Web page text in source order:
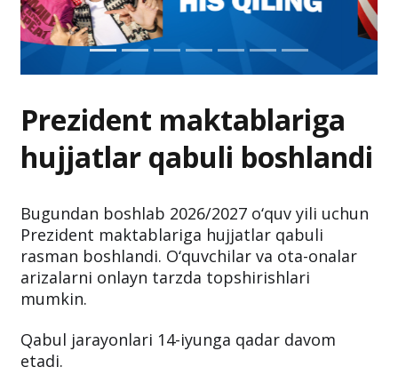
Prezident maktablariga
hujjatlar qabuli boshlandi
Bugundan boshlab 2026/2027 o‘quv yili uchun
Prezident maktablariga hujjatlar qabuli
rasman boshlandi. O‘quvchilar va ota-onalar
arizalarni onlayn tarzda topshirishlari
mumkin.
Qabul jarayonlari 14-iyunga qadar davom
etadi.